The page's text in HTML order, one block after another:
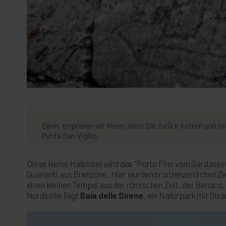
Dann, emphelen wir Ihnen, dass Sie zurück kehren und
Punta San Vigilio.
Diese kleine Halbinsel wird das "Porto Fino vom
Guarienti aus Brenzone. Hier wurden bronzenzeitlichen
einen kleinen Tempel aus der römischen Zeit, der
Nordseite liegt Baia delle Sirene, ein Naturpark mit